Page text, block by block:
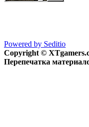
Powered by Seditio
Copyright ©
Перепечатка